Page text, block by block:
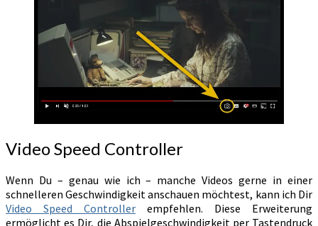
Video Speed Controller
Wenn Du – genau wie ich – manche Videos gerne in einer
schnelleren Geschwindigkeit anschauen möchtest, kann ich Dir
Video Speed Controller empfehlen. Diese Erweiterung
ermöglicht es Dir, die Abspielgeschwindigkeit per Tastendruck